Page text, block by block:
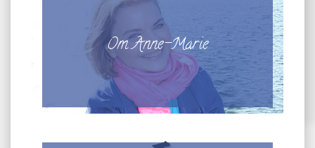
Om Anne-Marie